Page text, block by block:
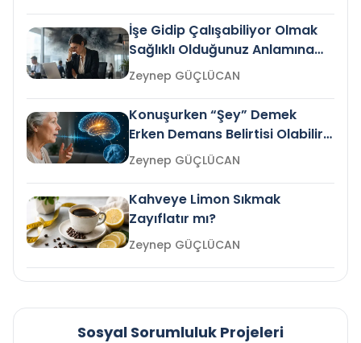
İşe Gidip Çalışabiliyor Olmak
Sağlıklı Olduğunuz Anlamına
Gelir mi?Zeynep GÜÇLÜCAN
Konuşurken “Şey” Demek
Erken Demans Belirtisi Olabilir
mi?
Zeynep GÜÇLÜCAN
Kahveye Limon Sıkmak
Zayıflatır mı?
Zeynep GÜÇLÜCAN
Sosyal Sorumluluk Projeleri